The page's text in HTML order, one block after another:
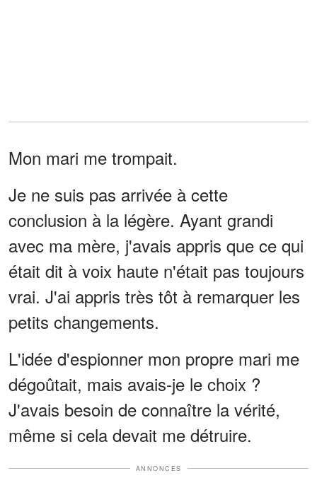
Mon mari me trompait.
Je ne suis pas arrivée à cette
conclusion à la légère. Ayant grandi
avec ma mère, j'avais appris que ce qui
était dit à voix haute n'était pas toujours
vrai. J'ai appris très tôt à remarquer les
petits changements.
L'idée d'espionner mon propre mari me
dégoûtait, mais avais-je le choix ?
J'avais besoin de connaître la vérité,
même si cela devait me détruire.
ANNONCES